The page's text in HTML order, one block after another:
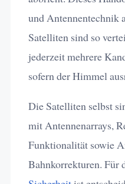
und Antennentechnik
Satelliten sind so
jederzeit mehrere
sofern der Himmel
Die Satelliten selbst
mit Antennenarrays,
Funktionalität sowie
Bahnkorrekturen. Für